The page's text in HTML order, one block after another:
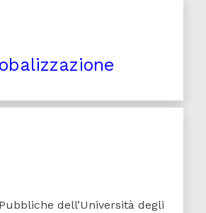
dell’Università degli